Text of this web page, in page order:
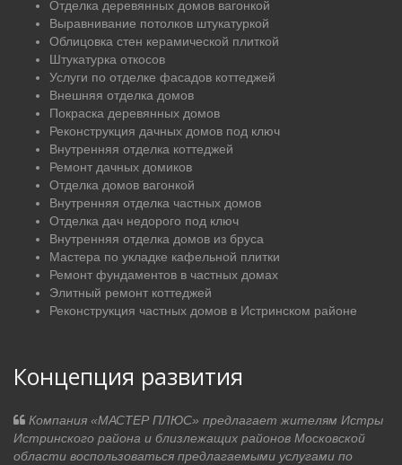
Отделка деревянных домов вагонкой
Выравнивание потолков штукатуркой
Облицовка стен керамической плиткой
Штукатурка откосов
Услуги по отделке фасадов коттеджей
Внешняя отделка домов
Покраска деревянных домов
Реконструкция дачных домов под ключ
Внутренняя отделка коттеджей
Ремонт дачных домиков
Отделка домов вагонкой
Внутренняя отделка частных домов
Отделка дач недорого под ключ
Внутренняя отделка домов из бруса
Мастера по укладке кафельной плитки
Ремонт фундаментов в частных домах
Элитный ремонт коттеджей
Реконструкция частных домов в Истринском районе
Концепция развития
Компания «МАСТЕР ПЛЮС» предлагает жителям Истры
Истринского района и близлежащих районов Московской
области воспользоваться предлагаемыми услугами по